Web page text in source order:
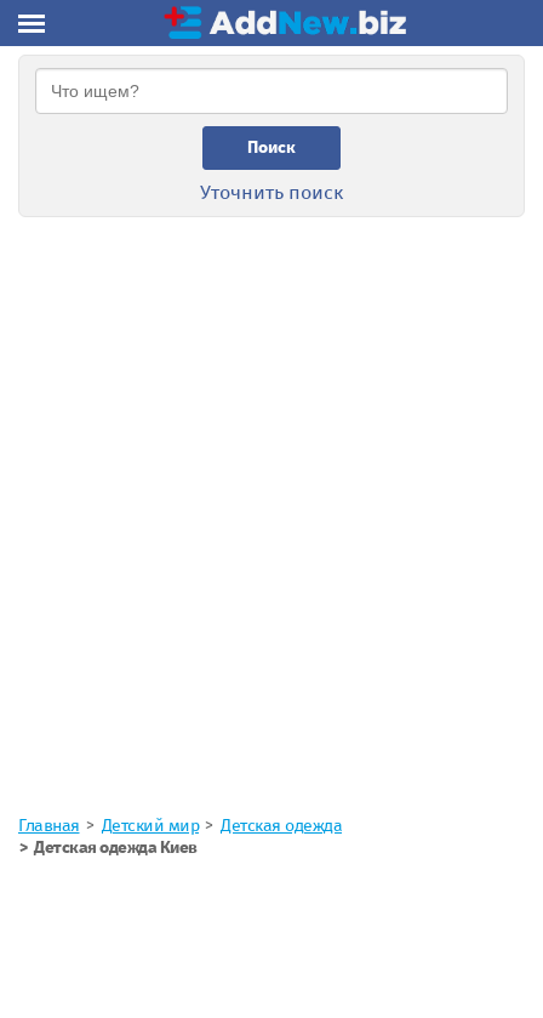
Поиск
Уточнить поиск
Главная Детский мир
Детская одежда
Детская одежда Киев